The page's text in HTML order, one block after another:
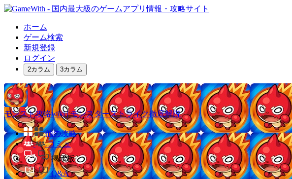
ホーム
ゲーム検索
新規登録
ログイン
2カラム 3カラム
モンスト攻略wiki | モンスターストライク徹底解説
他の攻略
コミュ
掲示板
Q&A